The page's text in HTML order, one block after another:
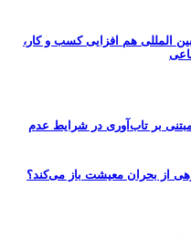
المللی هم افزایی کسب و کار،
بر تاب‌آوری در شرایط عدم